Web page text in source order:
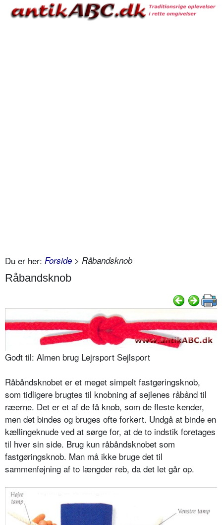
Du er her: Forside > Råbandsknob
Råbandsknob
Godt til: Almen brug Lejrsport Sejlsport
Råbåndsknobet er et meget simpelt fastgøringsknob,
som tidligere brugtes til knobning af sejlenes råbånd til
ræerne. Det er et af de få knob, som de fleste kender,
men det bindes og bruges ofte forkert. Undgå at binde en
kællingeknude ved at sørge for, at de to indstik foretages
til hver sin side. Brug kun råbåndsknobet som
fastgøringsknob. Man må ikke bruge det til
sammenføjning af to længder reb, da det let går op.